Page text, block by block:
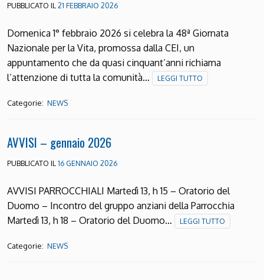
PUBBLICATO IL 21 FEBBRAIO 2026
Domenica 1° febbraio 2026 si celebra la 48ª Giornata
Nazionale per la Vita, promossa dalla CEI, un
appuntamento che da quasi cinquant’anni richiama
l’attenzione di tutta la comunità…
LEGGI TUTTO
Categorie: NEWS
AVVISI – gennaio 2026
PUBBLICATO IL 16 GENNAIO 2026
AVVISI PARROCCHIALI Martedì 13, h 15 – Oratorio del
Duomo – Incontro del gruppo anziani della Parrocchia
Martedì 13, h 18 – Oratorio del Duomo…
LEGGI TUTTO
Categorie: NEWS